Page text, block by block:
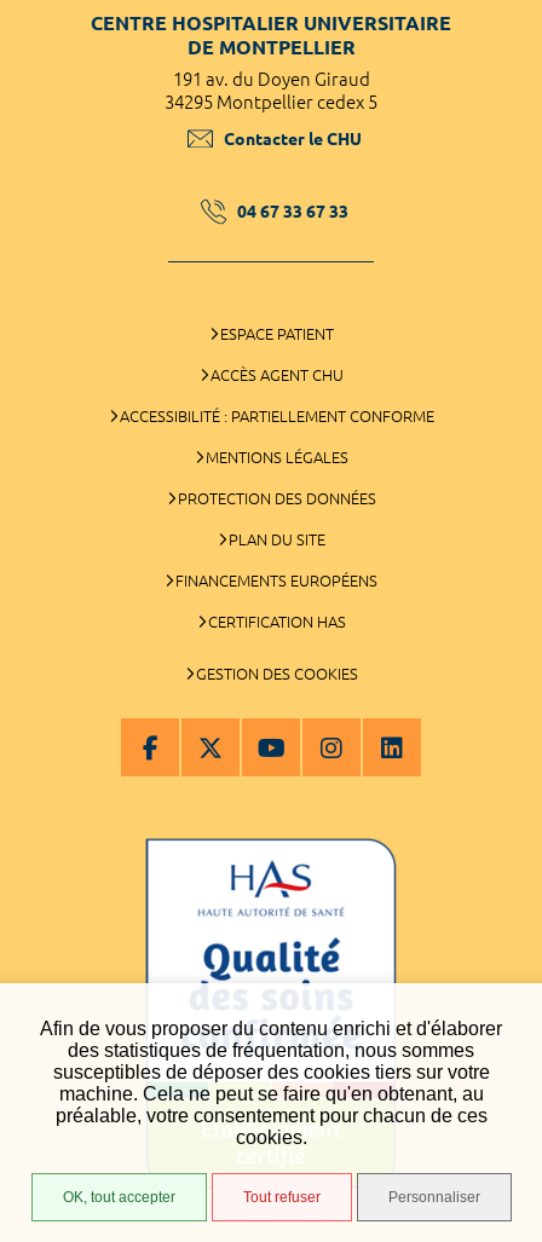
Afin de vous proposer du contenu enrichi et d'élaborer
des statistiques de fréquentation, nous sommes
susceptibles de déposer des cookies tiers sur votre
machine. Cela ne peut se faire qu'en obtenant, au
préalable, votre consentement pour chacun de ces
cookies.
OK, tout accepter Tout refuser Personnaliser
CENTRE HOSPITALIER UNIVERSITAIRE
DE MONTPELLIER
191 av. du Doyen Giraud
34295 Montpellier cedex 5
Contacter le CHU
04 67 33 67 33
ESPACE PATIENT
ACCÈS AGENT CHU
ACCESSIBILITÉ : PARTIELLEMENT CONFORME
MENTIONS LÉGALES
PROTECTION DES DONNÉES
PLAN DU SITE
FINANCEMENTS EUROPÉENS
CERTIFICATION HAS
GESTION DES COOKIES